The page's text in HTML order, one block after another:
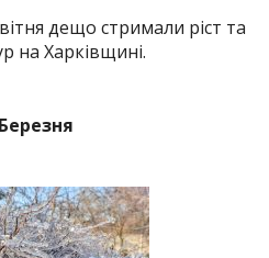
дещо стримали ріст та
на Харківщині.